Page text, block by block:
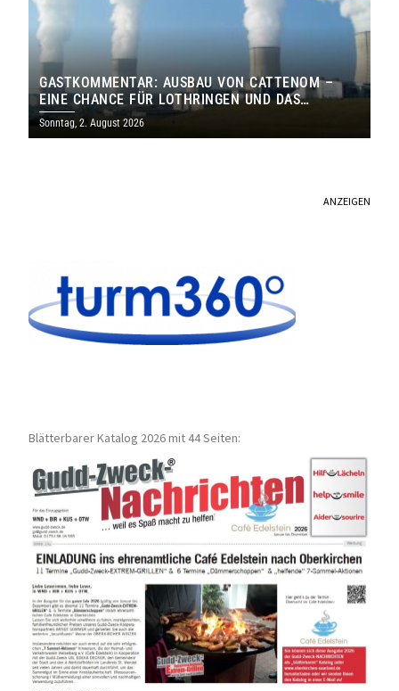
GASTKOMMENTAR: AUSBAU VON CATTENOM –
EINE CHANCE FÜR LOTHRINGEN UND DAS
SAARLAND
Sonntag, 2. August 2026
ANZEIGEN
Blätterbarer Katalog 2026 mit 44 Seiten: